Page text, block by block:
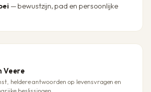
— bewustzijn, pad en persoonlijke
Veere
heldere antwoorden op levensvragen en
beslissingen.